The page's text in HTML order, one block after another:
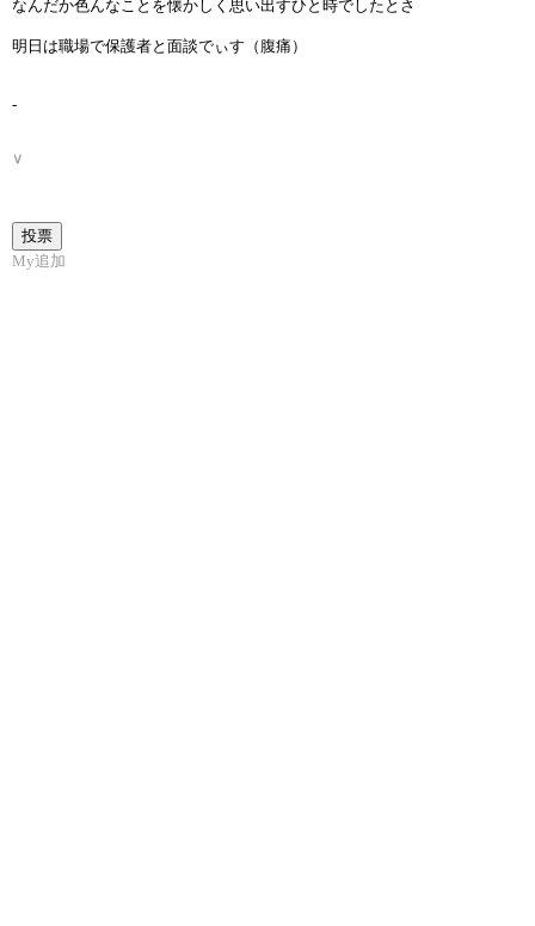
なんだか色んなことを懐かしく思い出すひと時でしたとさ
明日は職場で保護者と面談でぃす（腹痛）
-
∨
My追加